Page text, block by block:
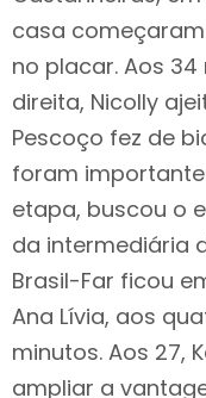
casa
no placar. Aos
direita, Nicolly
Pescoço fez de
foram
etapa, buscou o
da intermediária
Brasil-Far ficou
Ana Lívia, aos
minutos. Aos 27,
ampliar a